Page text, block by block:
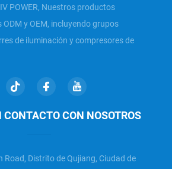
POWER, Nuestros productos
y OEM, incluyendo grupos
de iluminación y compresores de
CONTACTO CON NOSOTROS
Road, Distrito de Qujiang, Ciudad de